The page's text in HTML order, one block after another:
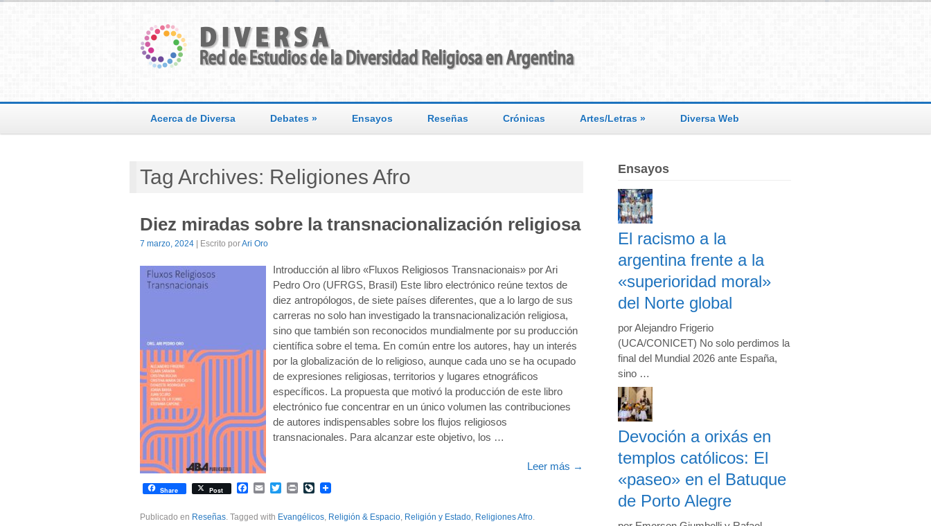
Acerca de Diversa Debates » Ensayos Reseñas Crónicas Artes/Letras » Diversa Web
Tag Archives: Religiones Afro
Diez miradas sobre la transnacionalización religiosa
7 marzo, 2024 | Escrito porAri Oro
Introducción al libro «Fluxos Religiosos Transnacionais» por Ari
Pedro Oro (UFRGS, Brasil) Este libro electrónico reúne textos de
diez antropólogos, de siete países diferentes, que a lo largo de sus
carreras no solo han investigado la transnacionalización religiosa,
sino que también son reconocidos mundialmente por su producción
científica sobre el tema. En común entre los autores, hay un interés
por la globalización de lo religioso, aunque cada uno se ha ocupado
de expresiones religiosas, territorios y lugares etnográficos
específicos. La propuesta que motivó la producción de este libro
electrónico fue concentrar en un único volumen las contribuciones
de autores indispensables sobre los flujos religiosos
transnacionales. Para alcanzar este objetivo, los …
Leer más →
Share Post Facebook
EmailTwitterPrintLiveJournal
Publicado en Reseñas. Tagged with Evangélicos, Religión & Espacio, Religión y Estado, Religiones Afro.
Ensayos
El racismo a la
argentina frente a la
«superioridad moral»
del Norte global
por Alejandro Frigerio
(UCA/CONICET) No solo perdimos la
final del Mundial 2026 ante España,
sino …
Devoción a orixás en
templos católicos: El
«paseo» en el Batuque
de Porto Alegre